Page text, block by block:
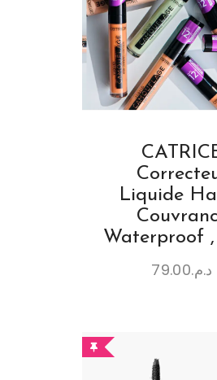
Liquide
Waterproof
د.م.79.00